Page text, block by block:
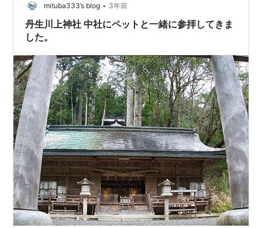
mituba333’s blog • 3年前
丹生川上神社 中社にペットと一緒に参拝してきま
した。